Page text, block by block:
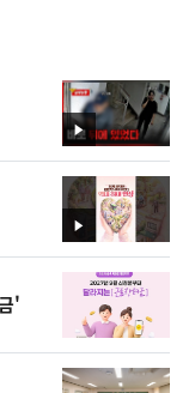
영
상
영
상
'